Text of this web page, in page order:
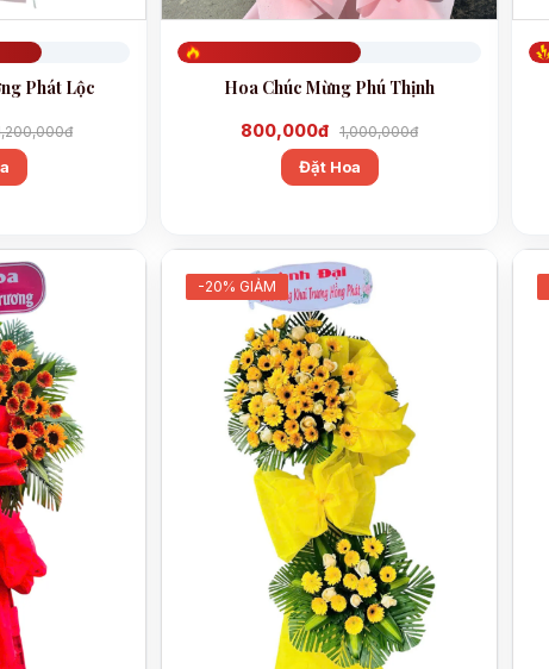
Phát Lộc Hoa Chúc Mừng Phú Thịnh
800,000đ 1,000,000đ
Đặt Hoa
-20% GIẢM